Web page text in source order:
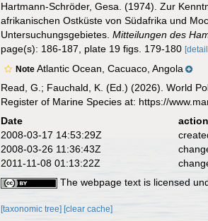
Hartmann-Schröder, Gesa. (1974). Zur
afrikanischen Ostküste von Südafrika und
Untersuchungsgebietes.Mitteilungen des
page(s): 186-187, plate 19 figs. 179-180
NoteAtlantic Ocean, Cacuaco, Angola
Read, G.; Fauchald, K. (Ed.) (2026). World
Register of Marine Species at: https://
Date action
2008-03-17 14:53:29Z
2008-03-26 11:36:43Z
2011-11-08 01:13:22Z
The webpage text is licensed
[taxonomic tree][clear cache]